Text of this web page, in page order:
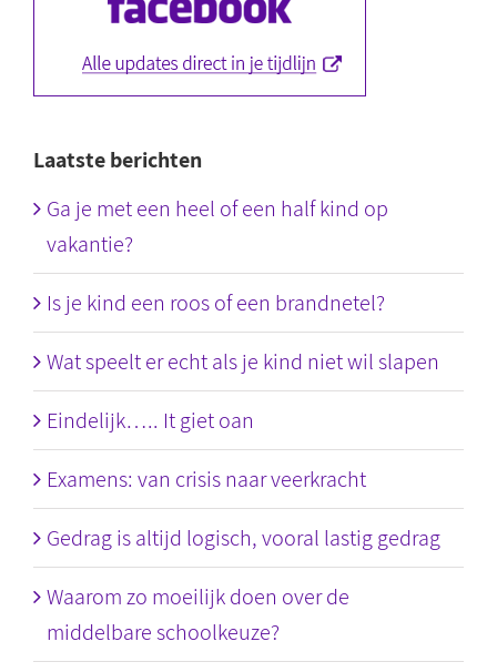
Laatste berichten
Ga je met een heel of een half kind op
vakantie?
Is je kind een roos of een brandnetel?
Wat speelt er echt als je kind niet wil slapen
Eindelijk….. It giet oan
Examens: van crisis naar veerkracht
Gedrag is altijd logisch, vooral lastig gedrag
Waarom zo moeilijk doen over de
middelbare schoolkeuze?